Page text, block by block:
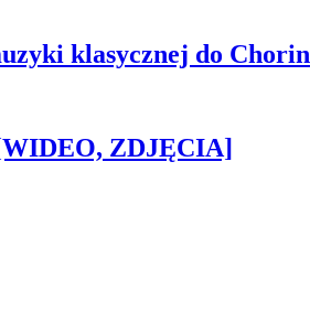
klasycznej do Chorin
[WIDEO, ZDJĘCIA]